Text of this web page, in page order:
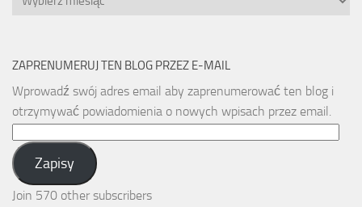
ZAPRENUMERUJ TEN BLOG PRZEZ E-MAIL
Wprowadź swój adres email aby zaprenumerować ten blog i
otrzymywać powiadomienia o nowych wpisach przez email.
Address:
Zapisy
Join 570 other subscribers